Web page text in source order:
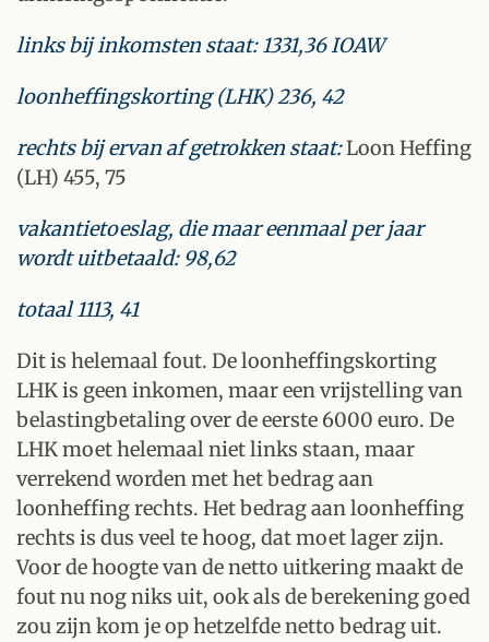
links bij inkomsten staat: 1331,36 IOAW
loonheffingskorting (LHK) 236, 42
rechts bij ervan af getrokken staat:Loon Heffing
(LH) 455, 75
vakantietoeslag, die maar eenmaal per jaar
wordt uitbetaald: 98,62
totaal 1113, 41
Dit is helemaal fout. De loonheffingskorting
LHK is geen inkomen, maar een vrijstelling van
belastingbetaling over de eerste 6000 euro. De
LHK moet helemaal niet links staan, maar
verrekend worden met het bedrag aan
loonheffing rechts. Het bedrag aan loonheffing
rechts is dus veel te hoog, dat moet lager zijn.
Voor de hoogte van de netto uitkering maakt de
fout nu nog niks uit, ook als de berekening goed
zou zijn kom je op hetzelfde netto bedrag uit.